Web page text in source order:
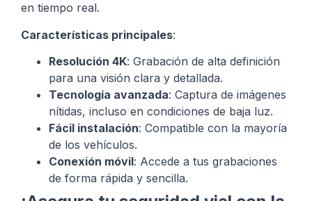
en tiempo real.
Características principales:
Resolución 4K: Grabación de alta definición
para una visión clara y detallada.
Tecnología avanzada: Captura de imágenes
nítidas, incluso en condiciones de baja luz.
Fácil instalación: Compatible con la mayoría
de los vehículos.
Conexión móvil: Accede a tus grabaciones
de forma rápida y sencilla.